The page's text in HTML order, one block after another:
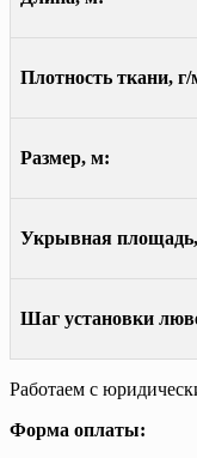
Плотность ткани, г/
Размер, м:
Укрывная
Шаг установки
Работаем с
Форма оплаты: